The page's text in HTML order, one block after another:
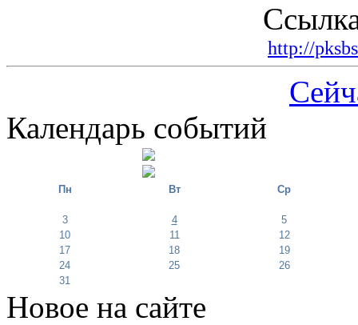
http://
Календарь событий
Пн Вт Ср
3 4
5
10
11
12
17
18
19
24
25
26
31
Новое на сайте